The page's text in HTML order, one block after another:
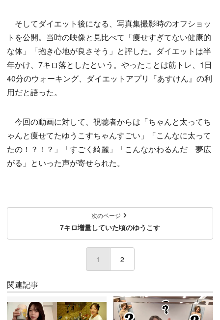
そしてダイエット後になる、写真集撮影時のオフショッ
トを公開。当時の映像と見比べて「痩せすぎてない健康的
な体」「抱き心地が良さそう」と評した。ダイエットは半
年かけ、7キロ落としたという。やったことは筋トレ、1日
40分のウォーキング、ダイエットアプリ『あすけん』の利
用だと語った。
今回の動画に対して、視聴者からは「ちゃんと太ってち
ゃんと痩せてたゆうこすちゃんすごい」「こんなに太って
たの！？！？」「すごく綺麗」「こんなかわるんだ 夢広
がる」といった声が寄せられた。
次のページ
7キロ増量していた頃のゆうこす
1 (current)
2
関連記事